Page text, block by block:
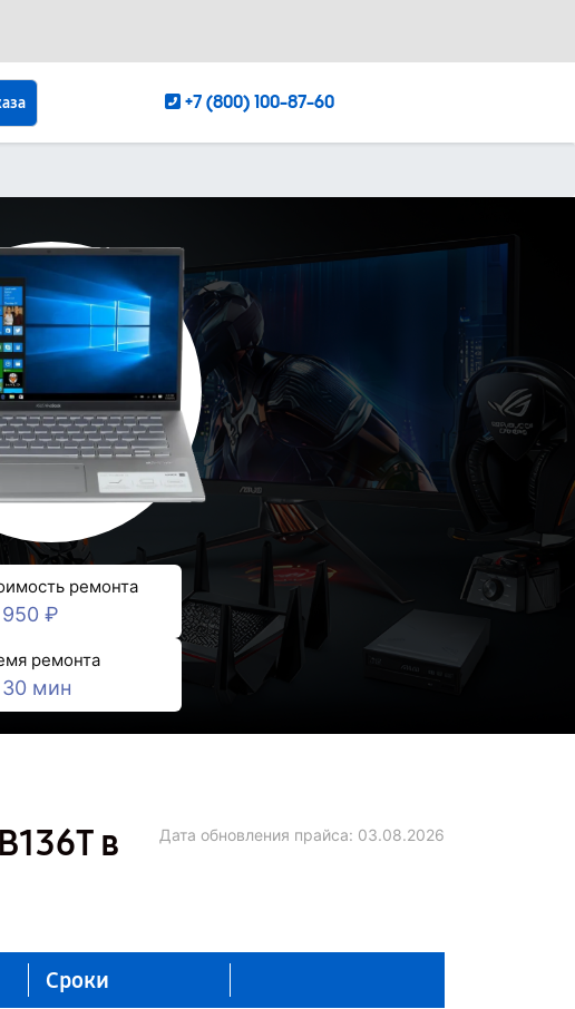
+7 (800) 100-87-60
ремонта
₽
ремонта
мин
в
Дата обновления прайса: 03.08.2026
Сроки